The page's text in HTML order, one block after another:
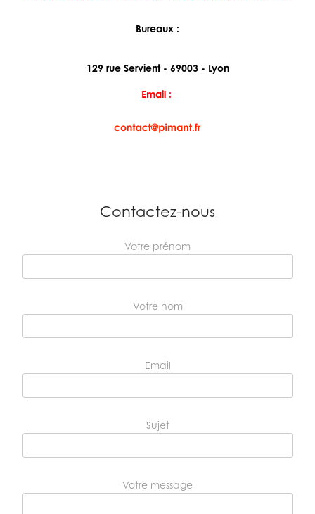
Bureaux :
129 rue Servient - 69003 - Lyon
Email :
Contactez-nous
Votre prénom
Votre nom
Email
Sujet
Votre message